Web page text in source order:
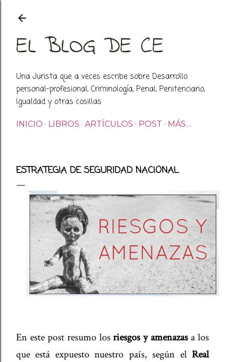
EL BLOG DE CE
Una Jurista que a veces escribe sobre Desarrollo
personal-profesional, Criminología, Penal, Penitenciario,
Igualdad y otras cosillas
INICIO LIBROS ARTÍCULOS POST MÁS…
ESTRATEGIA DE SEGURIDAD NACIONAL
En este post resumo losriesgos y amenazasa los
que está expuesto nuestro país, según el Real